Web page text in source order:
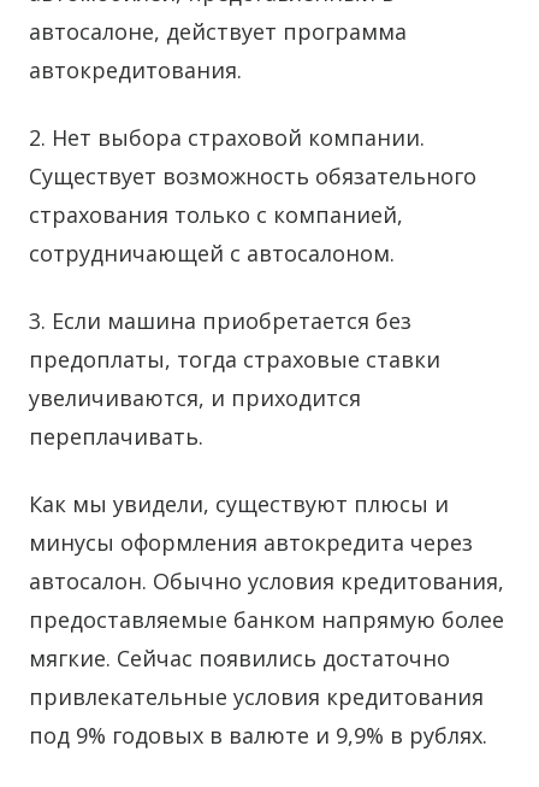
автосалоне, действует программа
автокредитования.
2. Нет выбора страховой компании.
Существует возможность обязательного
страхования только с компанией,
сотрудничающей с автосалоном.
3. Если машина приобретается без
предоплаты, тогда страховые ставки
увеличиваются, и приходится
переплачивать.
Как мы увидели, существуют плюсы и
минусы оформления автокредита через
автосалон. Обычно условия кредитования,
предоставляемые банком напрямую более
мягкие. Сейчас появились достаточно
привлекательные условия кредитования
под 9% годовых в валюте и 9,9% в рублях.